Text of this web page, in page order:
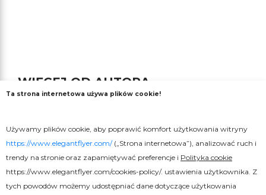
WIĘCEJ OD AUTORA
Ta strona internetowa używa plików cookie!
Używamy plików cookie, aby poprawić komfort użytkowania witryny
https://www.elegantflyer.com/(„Strona internetowa”), analizować ruch i
trendy na stronie oraz zapamiętywać preferencje i Polityka cookie
https://www.elegantflyer.com/cookies-policy/. ustawienia użytkownika. Z
tych powodów możemy udostępniać dane dotyczące użytkowania